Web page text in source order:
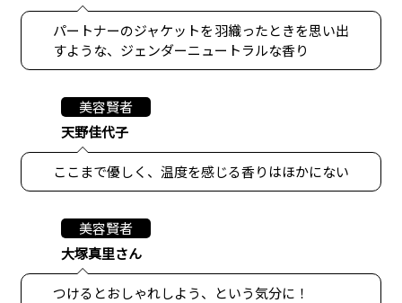
パートナーのジャケットを羽織ったときを思い出
すような、ジェンダーニュートラルな香り
美容賢者
天野佳代子
ここまで優しく、温度を感じる香りはほかにない
美容賢者
大塚真里さん
つけるとおしゃれしよう、という気分に！